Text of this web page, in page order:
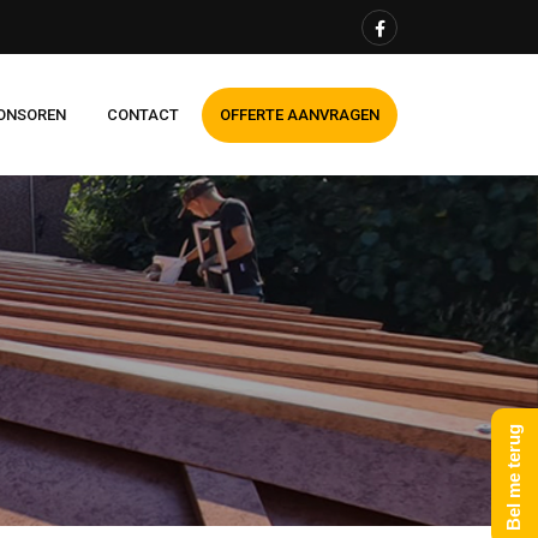
CONTACT OFFERTE AANVRAGEN
Bel me terug